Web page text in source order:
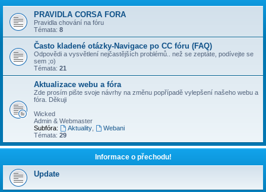
PRAVIDLA CORSA FORA
Pravidla chování na fóru
Témata: 8
Často kladené otázky-Navigace po CC fóru (FAQ)
Odpovědi a vysvětlení nejčastějších problémů.. než se zeptáte, podívejte se
sem ;o)
Témata: 21
Aktualizace webu a fóra
Zde prosím pište svoje návrhy na změnu popřípadě vylepšení našeho webu a
fóra. Děkuji
Wicked
Admin & Webmaster
Subfóra:
Aktuality,
Webani
Témata: 29
Informace o přechodu!
Update